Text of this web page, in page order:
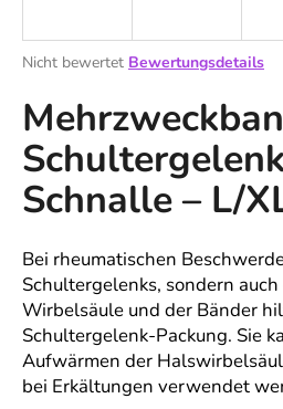
Die
Produktbewertung
ist
0,0
von
5
Sternen.
Nicht bewertet Bewertungsdetails
Schnalle – L/
Bei rheumatischen
Schultergelenks, sondern
Wirbelsäule und der Bänder
Schultergelenk-Packung. Sie
Aufwärmen der
bei Erkältungen verwendet
W
i
e
m
p
f
e
h
l